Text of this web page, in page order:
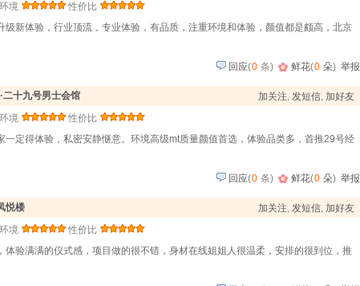
环境
性价比
级新体验，行业顶流，专业体验，有品质，注重环境和体验，颜值都是颇高，北京
回应(0 条) 鲜花(0 朵) 举报
加关注, 发短信, 加好友
二十九号男士会馆
环境
性价比
一定得体验，私密安静惬意。环境高级mt质量颜值首选，体验品类多，首推29号经
回应(0 条) 鲜花(0 朵) 举报
加关注, 发短信, 加好友
悦楼
环境
性价比
体验满满的仪式感，项目做的很不错，身材在线姐姐人很温柔，安排的很到位，推